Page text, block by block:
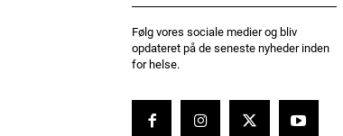
Følg vores sociale medier og bliv
opdateret på de seneste nyheder inden
for helse.